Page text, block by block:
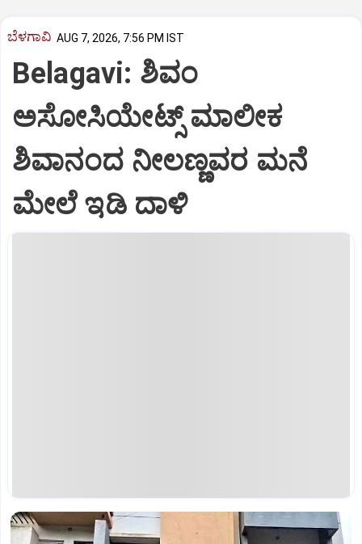
ಬೆಳಗಾವಿ AUG 7, 2026, 7:56 PM IST
Belagavi: ಶಿವಂ
ಅಸೋಸಿಯೇಟ್ಸ್ ಮಾಲೀಕ
ಶಿವಾನಂದ ನೀಲಣ್ಣವರ ಮನೆ
ಮೇಲೆ ಇಡಿ‌ ದಾಳಿ